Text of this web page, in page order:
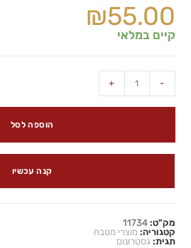
₪55.00
קיים במלאי
-
+
הוספה לסל
קנה עכשיו
מק"ט:11734
קטגוריה: מוצרי מטבח
תגית: גסטרונום